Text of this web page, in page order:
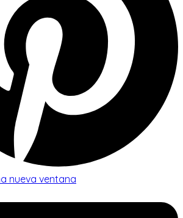
nueva ventana